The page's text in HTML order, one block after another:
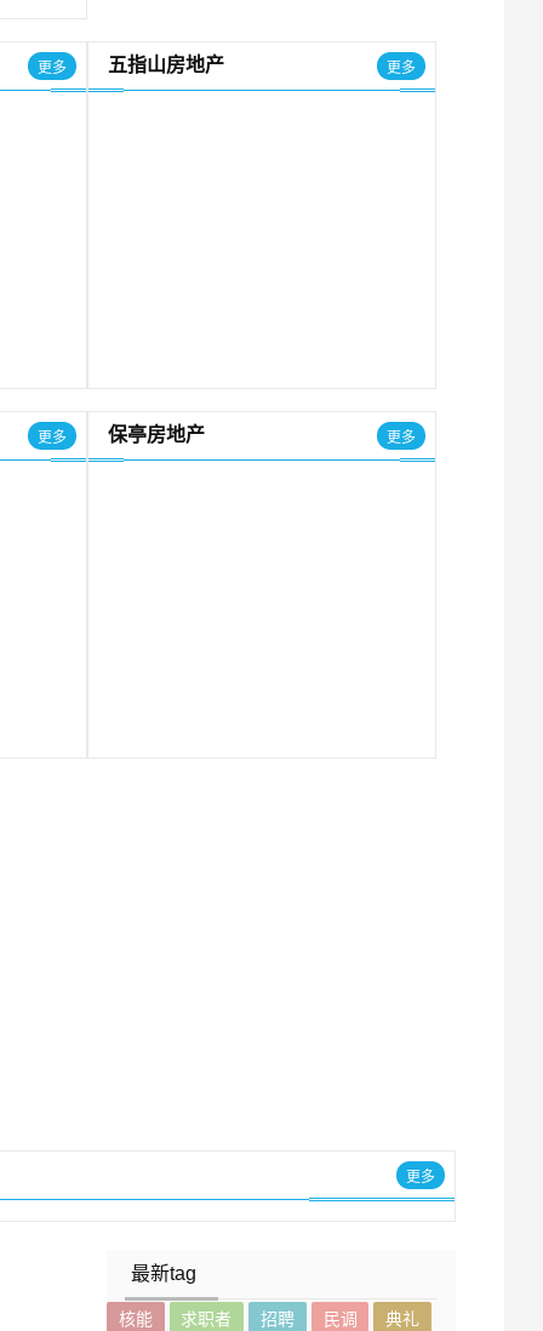
更多 五指山房地产 更多
更多 保亭房地产 更多
更多
最新tag
核能 求职者 招聘 民调
典礼